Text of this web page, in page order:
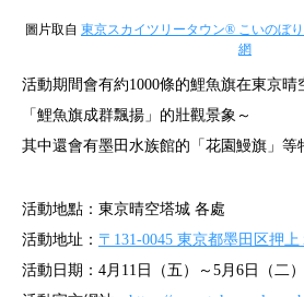
圖片取自 東京スカイツリータウン® こいのぼ
網
活動期間會有約1000條的鯉魚旗在東京晴
「鯉魚旗成群飄揚」的壯觀景象～
其中還會有墨田水族館的「花園鰻旗」等
活動地點：東京晴空塔城 各處
活動地址： 〒131-0045 東京都墨田区押上
活動日期：4月11日（五）～5月6日（二）